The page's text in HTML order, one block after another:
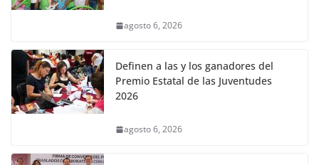
agosto 6, 2026
Definen a las y los ganadores del
Premio Estatal de las Juventudes
2026
agosto 6, 2026